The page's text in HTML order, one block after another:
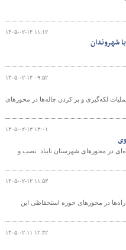
۱۴۰۵-۰۲-۱۴ ۱۱:۱۲
شهروندان
۱۴۰۵-۰۲-۱۴ ۰۹:۵۲
لکه‌گیری و پر کردن چاله‌ها در محورهای
۱۴۰۵-۰۲-۱۳ ۱۳:۰۱
جاده‌ای تایباد گفت: در سال گذشته بیش از ۸۰۰ تابلو جاده‌ای در محورهای شهرستان تایباد نصب و
۱۴۰۵-۰۲-۱۲ ۱۱:۵۳
در محورهای حوزه استحفاظی این
۱۴۰۵-۰۲-۱۱ ۱۲:۴۲